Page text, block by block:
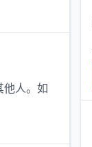
他人。如